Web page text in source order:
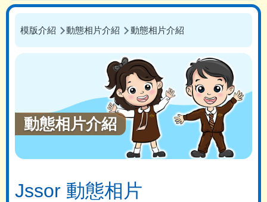
navigation
導
航
模版介紹 動態相片介紹 動態相片介紹
動態相片介紹
Jssor 動態相片